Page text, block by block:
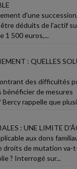
d'une
déduits de l'actif
1 500 euros,...
: QUELLES
des difficultés
de mesures
rappelle que
: UNE LIMITE
aux dons
droits de mutation va-
? Interrogé sur...